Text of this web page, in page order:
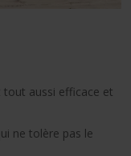
tout aussi efficace et
ne tolère pas le